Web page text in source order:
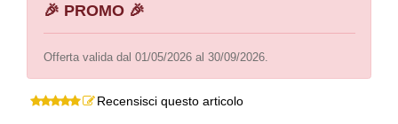
🎉 PROMO 🎉
Offerta valida dal 01/05/2026 al 30/09/2026.
Recensisci questo articolo